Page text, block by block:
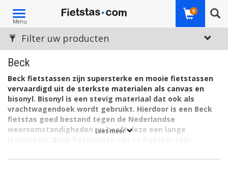
Toggle
navigation
Menu
0
Beck
Beck fietstassen zijn supersterke en mooie fietstassen
vervaardigd uit de sterkste materialen als canvas en
bisonyl. Bisonyl is een stevig materiaal dat ook als
vrachtwagendoek wordt gebruikt. Hierdoor is een Beck
fietstas goed bestand tegen de Nederlandse
weersomstandigheden en heeft deze een lange
verschillende hippe kleuren, prints en modellen. Hierdoor
Lees meer
Filter uw producten